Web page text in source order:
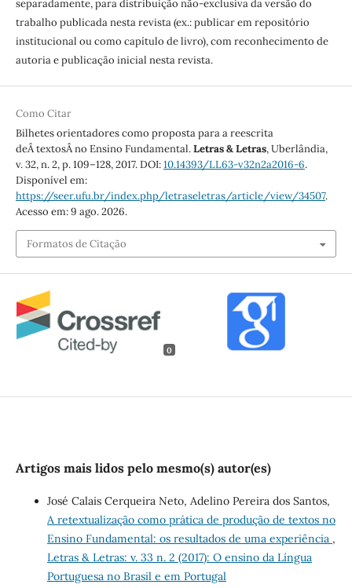
separadamente, para distribuição não-exclusiva da versão do
trabalho publicada nesta revista (ex.: publicar em repositório
institucional ou como capítulo de livro), com reconhecimento de
autoria e publicação inicial nesta revista.
Como Citar
Bilhetes orientadores como proposta para a reescrita
deÂ textosÂ no Ensino Fundamental.Letras & Letras, Uberlândia,
v. 32, n. 2, p. 109–128, 2017. DOI:10.14393/LL63-v32n2a2016-6.
Disponível em:
https://seer.ufu.br/index.php/letraseletras/article/view/34507.
Acesso em: 9 ago. 2026.
Formatos de Citação
0
Artigos mais lidos pelo mesmo(s) autor(es)
José Calais Cerqueira Neto, Adelino Pereira dos Santos,
A retextualização como prática de produção de textos no
Ensino Fundamental: os resultados de uma experiência ,
Letras & Letras: v. 33 n. 2 (2017): O ensino da Língua
Portuguesa no Brasil e em Portugal